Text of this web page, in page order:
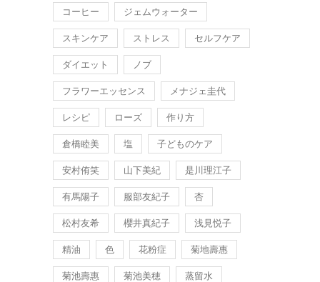
コーヒー ジェムウォーター
スキンケア ストレス セルフケア
ダイエット ノブ
フラワーエッセンス メナジェ圭代
レシピ ローズ 作り方
倉橋睦美 塩 子どものケア
安村侑笑 山下美紀 是川理江子
有馬陽子 服部友紀子 杏
松村友希 櫻井真紀子 浅見悦子
精油 色 花粉症 菊地壽惠
菊池壽惠 菊池美穂 蒸留水